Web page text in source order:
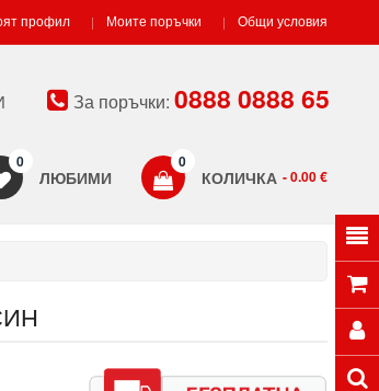
профил Моите поръчки Общи условия
За поръчки: 0888 0888 65
КОЛИЧКА
0
- 0.00 €
ЛЮБИМИ
0